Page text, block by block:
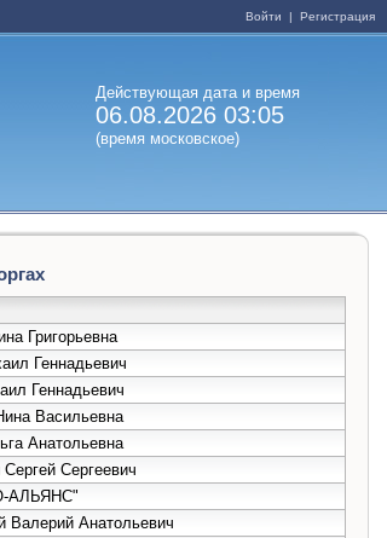
Войти | Регистрация
Действующая дата и время
06.08.2026 03:05
(время московское)
Григорьевна
Геннадьевич
Геннадьевич
Васильевна
Анатольевна
Сергеевич
АЛЬЯНС"
Валерий Анатольевич